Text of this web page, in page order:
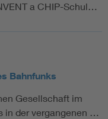
a CHIP-Schul…
Bahnfunks
Gesellschaft im
in der vergangenen …